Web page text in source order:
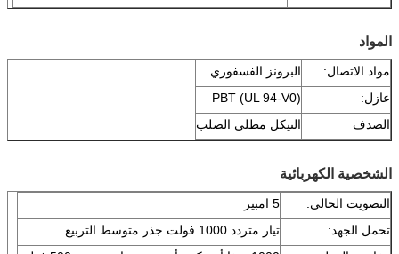
المواد
مواد الاتصال:
البرونز الفسفوري
عازل:
PBT (UL 94-V0)
الصدف
النيكل مطلي الصلب
الشخصية الكهربائية
التصويت الحالي:
5 امبير
تحمل الجهد:
تيار متردد 1000 فولت جذر متوسط ​​التربيع